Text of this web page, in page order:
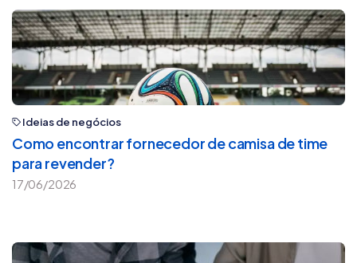
Ideias de negócios
Como encontrar fornecedor de camisa de time
para revender?
17/06/2026